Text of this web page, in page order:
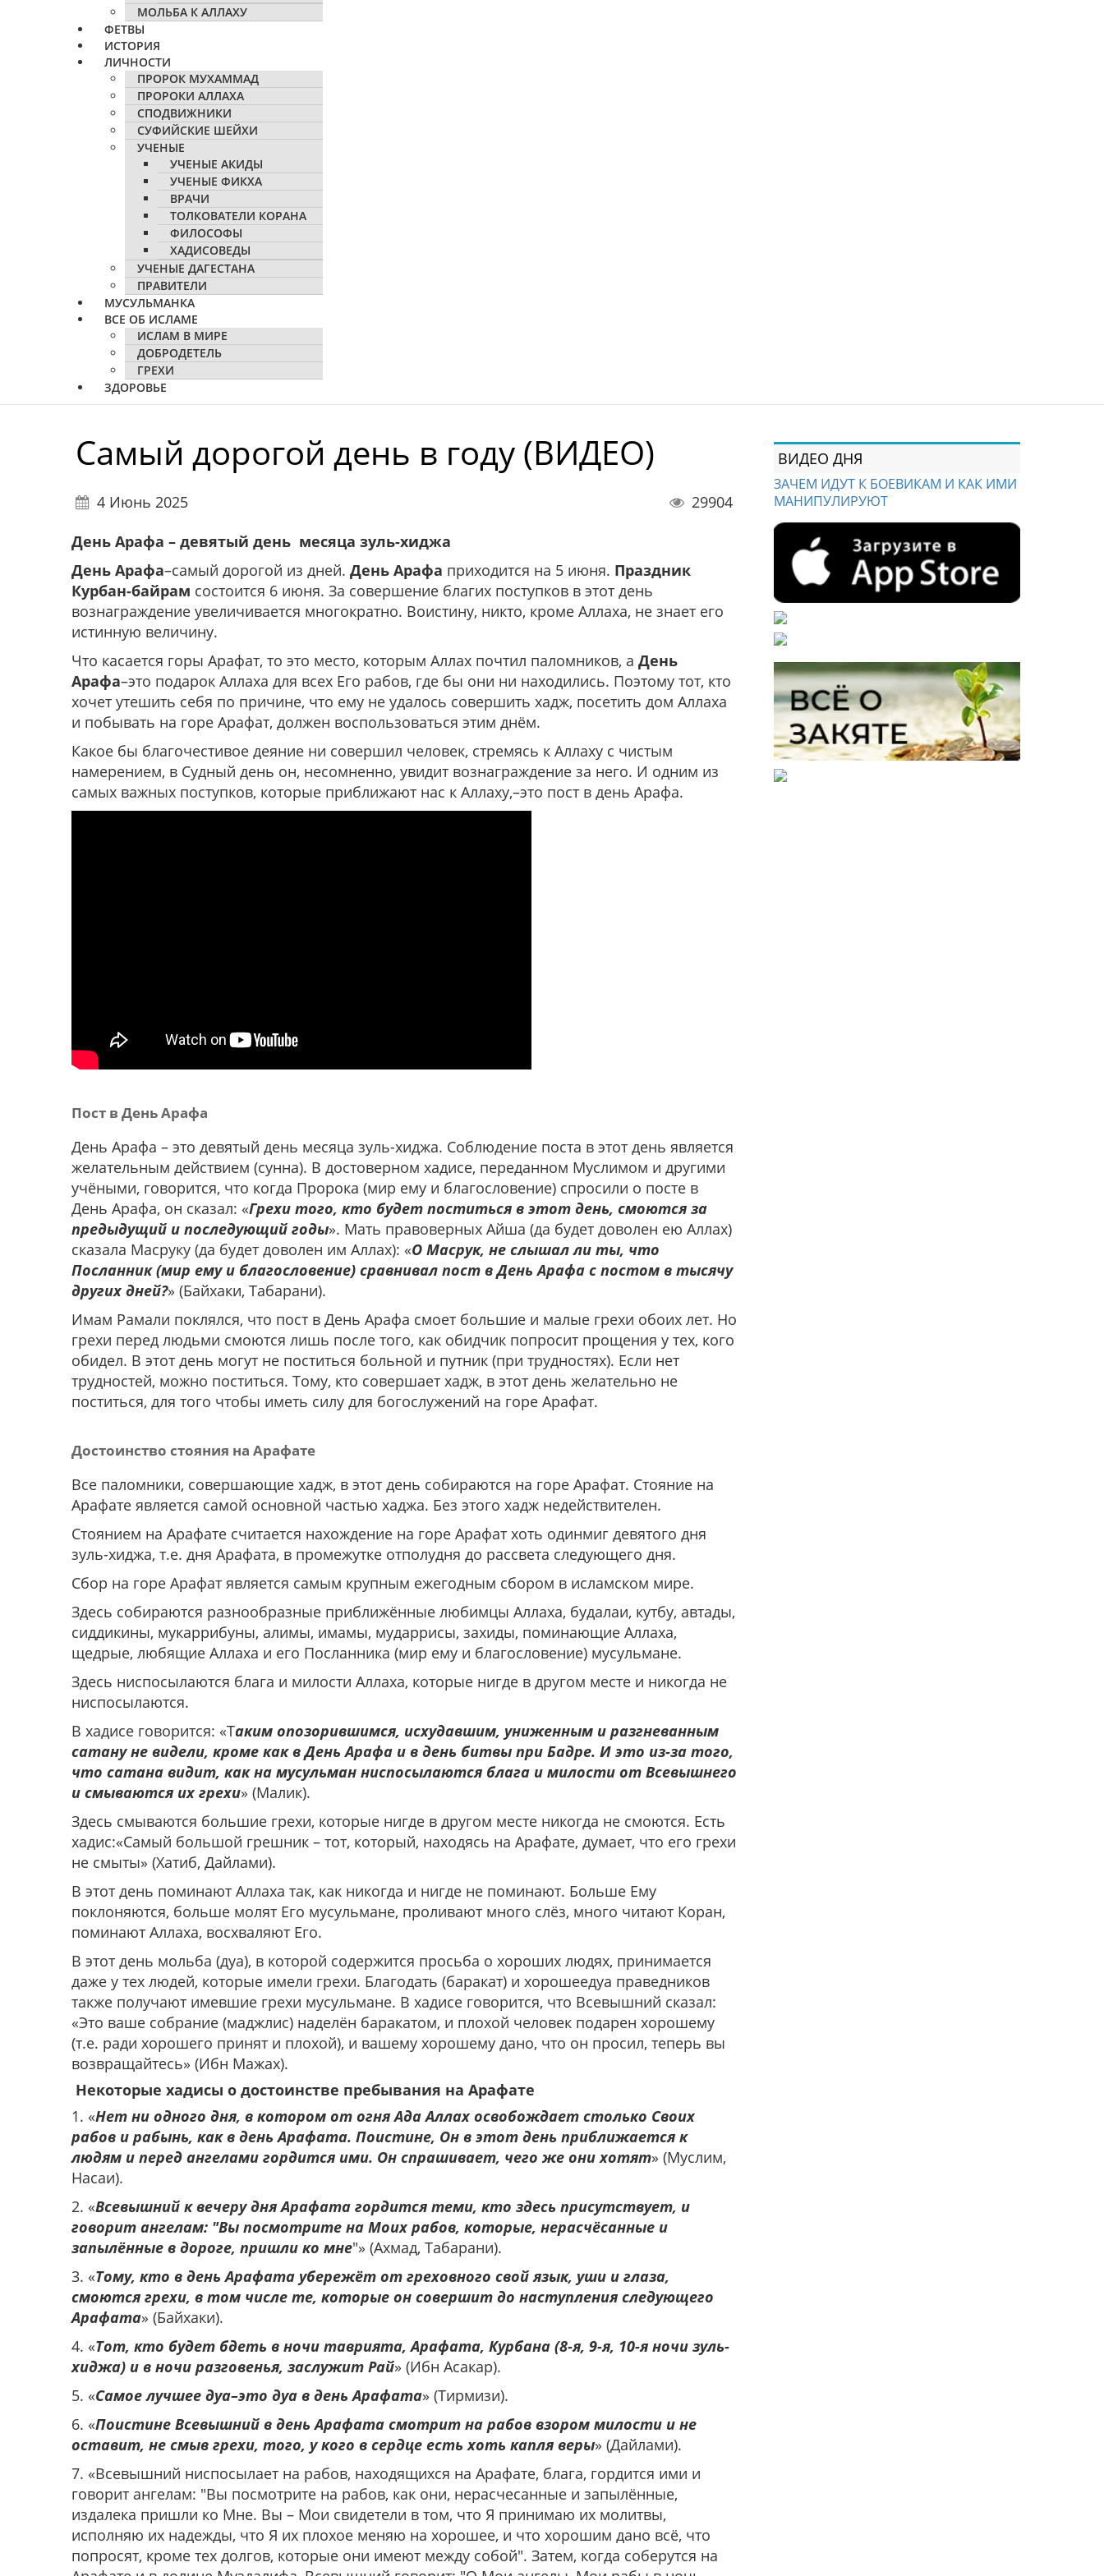
МОЛЬБА К АЛЛАХУ
ФЕТВЫ
ИСТОРИЯ
ЛИЧНОСТИ
ПРОРОК МУХАММАД
ПРОРОКИ АЛЛАХА
СПОДВИЖНИКИ
СУФИЙСКИЕ ШЕЙХИ
УЧЕНЫЕ
УЧЕНЫЕ АКИДЫ
УЧЕНЫЕ ФИКХА
ВРАЧИ
ТОЛКОВАТЕЛИ КОРАНА
ФИЛОСОФЫ
ХАДИСОВЕДЫ
УЧЕНЫЕ ДАГЕСТАНА
ПРАВИТЕЛИ
МУСУЛЬМАНКА
ВСЕ ОБ ИСЛАМЕ
ИСЛАМ В МИРЕ
ДОБРОДЕТЕЛЬ
ГРЕХИ
ЗДОРОВЬЕ
Cамый дорогой день в году (ВИДЕО)
4 Июнь 2025
29904
День Арафа – девятый день месяца зуль-хиджа
День Арафа–самый дорогой из дней. День Арафа приходится на 5 июня. Праздник
Курбан-байрам состоится 6 июня. За совершение благих поступков в этот день
вознаграждение увеличивается многократно. Воистину, никто, кроме Аллаха, не знает его
истинную величину.
Что касается горы Арафат, то это место, которым Аллах почтил паломников, а День
Арафа–это подарок Аллаха для всех Его рабов, где бы они ни находились. Поэтому тот, кто
хочет утешить себя по причине, что ему не удалось совершить хадж, посетить дом Аллаха
и побывать на горе Арафат, должен воспользоваться этим днём.
Какое бы благочестивое деяние ни совершил человек, стремясь к Аллаху с чистым
намерением, в Судный день он, несомненно, увидит вознаграждение за него. И одним из
самых важных поступков, которые приближают нас к Аллаху,–это пост в день Арафа.
Пост в День Арафа
День Арафа – это девятый день месяца зуль-хиджа. Соблюдение поста в этот день является
желательным действием (сунна). В достоверном хадисе, переданном Муслимом и другими
учёными, говорится, что когда Пророка (мир ему и благословение) спросили о посте в
День Арафа, он сказал: «Грехи того, кто будет поститься в этот день, смоются за
предыдущий и последующий годы». Мать правоверных Айша (да будет доволен ею Аллах)
сказала Масруку (да будет доволен им Аллах): «О Масрук, не слышал ли ты, что
Посланник (мир ему и благословение) сравнивал пост в День Арафа с постом в тысячу
других дней?» (Байхаки, Табарани).
Имам Рамали поклялся, что пост в День Арафа смоет большие и малые грехи обоих лет. Но
грехи перед людьми смоются лишь после того, как обидчик попросит прощения у тех, кого
обидел. В этот день могут не поститься больной и путник (при трудностях). Если нет
трудностей, можно поститься. Тому, кто совершает хадж, в этот день желательно не
поститься, для того чтобы иметь силу для богослужений на горе Арафат.
Достоинство стояния на Арафате
Все паломники, совершающие хадж, в этот день собираются на горе Арафат. Стояние на
Арафате является самой основной частью хаджа. Без этого хадж недействителен.
Стоянием на Арафате считается нахождение на горе Арафат хоть одинмиг девятого дня
зуль-хиджа, т.е. дня Арафата, в промежутке отполудня до рассвета следующего дня.
Сбор на горе Арафат является самым крупным ежегодным сбором в исламском мире.
Здесь собираются разнообразные приближённые любимцы Аллаха, будалаи, кутбу, автады,
сиддикины, мукаррибуны, алимы, имамы, мударрисы, захиды, поминающие Аллаха,
щедрые, любящие Аллаха и его Посланника (мир ему и благословение) мусульмане.
Здесь ниспосылаются блага и милости Аллаха, которые нигде в другом месте и никогда не
ниспосылаются.
В хадисе говорится: «Таким опозорившимся, исхудавшим, униженным и разгневанным
сатану не видели, кроме как в День Арафа и в день битвы при Бадре. И это из-за того,
что сатана видит, как на мусульман ниспосылаются блага и милости от Всевышнего
и смываются их грехи» (Малик).
Здесь смываются большие грехи, которые нигде в другом месте никогда не смоются. Есть
хадис:«Самый большой грешник – тот, который, находясь на Арафате, думает, что его грехи
не смыты» (Хатиб, Дайлами).
В этот день поминают Аллаха так, как никогда и нигде не поминают. Больше Ему
поклоняются, больше молят Его мусульмане, проливают много слёз, много читают Коран,
поминают Аллаха, восхваляют Его.
В этот день мольба (дуа), в которой содержится просьба о хороших людях, принимается
даже у тех людей, которые имели грехи. Благодать (баракат) и хорошеедуа праведников
также получают имевшие грехи мусульмане. В хадисе говорится, что Всевышний сказал:
«Это ваше собрание (маджлис) наделён баракатом, и плохой человек подарен хорошему
(т.е. ради хорошего принят и плохой), и вашему хорошему дано, что он просил, теперь вы
возвращайтесь» (Ибн Мажах).
Некоторые хадисы о достоинстве пребывания на Арафате
1. «Нет ни одного дня, в котором от огня Ада Аллах освобождает столько Своих
рабов и рабынь, как в день Арафата. Поистине, Он в этот день приближается к
людям и перед ангелами гордится ими. Он спрашивает, чего же они хотят» (Муслим,
Насаи).
2. «Всевышний к вечеру дня Арафата гордится теми, кто здесь присутствует, и
говорит ангелам: "Вы посмотрите на Моих рабов, которые, нерасчёсанные и
запылённые в дороге, пришли ко мне"» (Ахмад, Табарани).
3. «Тому, кто в день Арафата убережёт от греховного свой язык, уши и глаза,
смоются грехи, в том числе те, которые он совершит до наступления следующего
Арафата» (Байхаки).
4. «Тот, кто будет бдеть в ночи таврията, Арафата, Курбана (8-я, 9-я, 10-я ночи зуль-
хиджа) и в ночи разговенья, заслужит Рай» (Ибн Асакар).
5. «Самое лучшее дуа–это дуа в день Арафата» (Тирмизи).
6. «Поистине Всевышний в день Арафата смотрит на рабов взором милости и не
оставит, не смыв грехи, того, у кого в сердце есть хоть капля веры» (Дайлами).
7. «Всевышний ниспосылает на рабов, находящихся на Арафате, блага, гордится ими и
говорит ангелам: "Вы посмотрите на рабов, как они, нерасчесанные и запылённые,
издалека пришли ко Мне. Вы – Мои свидетели в том, что Я принимаю их молитвы,
исполняю их надежды, что Я их плохое меняю на хорошее, и что хорошим дано всё, что
попросят, кроме тех долгов, которые они имеют между собой". Затем, когда соберутся на
ВИДЕО ДНЯ
ЗАЧЕМ ИДУТ К БОЕВИКАМ И КАК ИМИ
МАНИПУЛИРУЮТ